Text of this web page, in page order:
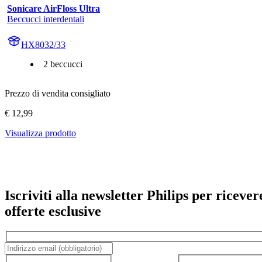
Sonicare AirFloss Ultra
Beccucci interdentali
HX8032/33
2 beccucci
Prezzo di vendita consigliato
€ 12,99
Visualizza prodotto
Iscriviti alla newsletter Philips per
offerte esclusive